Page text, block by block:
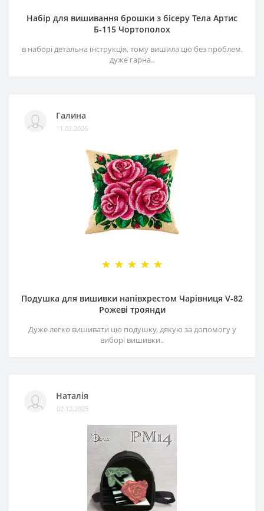
Набір для вишивання брошки з бісеру Тела Артис
Б-115 Чортополох
в наборі детальна інструкція, тому вишила цю без проблем.
дуже гарна..
Галина
11.02.2026
Подушка для вишивки напівхрестом Чарівниця V-82
Рожеві троянди
Дуже легко вишивати цю подушку, дякую за допомогу у
виборі вишивки..
Наталія
02.12.2025